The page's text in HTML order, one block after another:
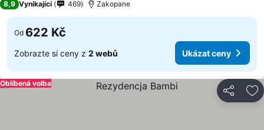
8,9 Vynikající 469 Zakopane
Od 622 Kč
Zobrazte si ceny z 2 webů Ukázat ceny
Sdílet
Oblíbená volba